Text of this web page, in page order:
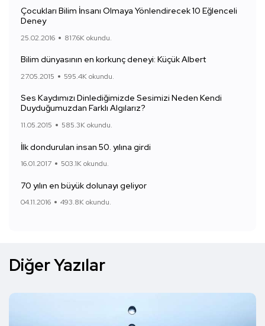
Çocukları Bilim İnsanı Olmaya Yönlendirecek 10 Eğlenceli
Deney
25.02.2016 817.6K okundu.
Bilim dünyasının en korkunç deneyi: Küçük Albert
27.05.2015 595.4K okundu.
Ses Kaydımızı Dinlediğimizde Sesimizi Neden Kendi
Duyduğumuzdan Farklı Algılarız?
11.05.2015 585.3K okundu.
İlk dondurulan insan 50. yılına girdi
16.01.2017 503.1K okundu.
70 yılın en büyük dolunayı geliyor
04.11.2016 493.8K okundu.
Diğer Yazılar